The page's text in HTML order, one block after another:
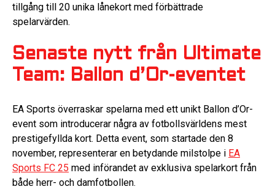
tillgång till 20 unika lånekort med förbättrade
spelarvärden.
Senaste nytt från Ultimate
Team: Ballon d’Or-eventet
EA Sports överraskar spelarna med ett unikt Ballon d’Or-
event som introducerar några av fotbollsvärldens mest
prestigefyllda kort. Detta event, som startade den 8
november, representerar en betydande milstolpe i EA
Sports FC 25 med införandet av exklusiva spelarkort från
både herr- och damfotbollen.